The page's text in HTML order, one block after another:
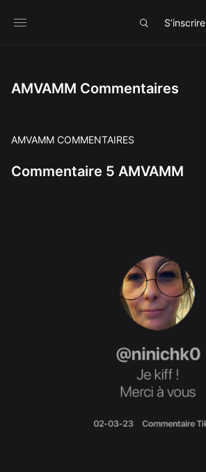
S’inscrire
AMVAMM Commentaires
AMVAMM COMMENTAIRES
Commentaire 5 AMVAMM